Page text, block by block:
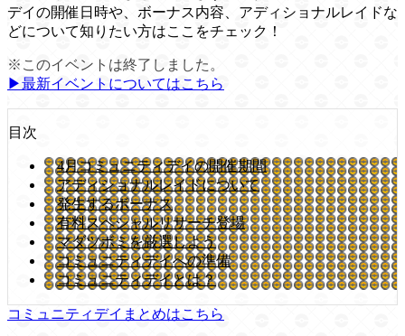
デイの開催日時や、ボーナス内容、アディショナルレイドな
どについて知りたい方はここをチェック！
※このイベントは終了しました。
▶︎最新イベントについてはこちら
目次
4月コミュニティデイの開催期間
アディショナルレイドについて
発生するボーナス
有料スペシャルリサーチ登場
マダツボミを厳選しよう
コミュニティデイへの準備
コミュニティデイとは？
コミュニティデイまとめはこちら